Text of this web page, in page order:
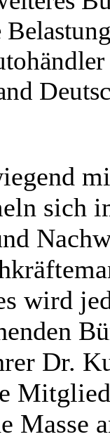
sich
wird
Dr.
Masse